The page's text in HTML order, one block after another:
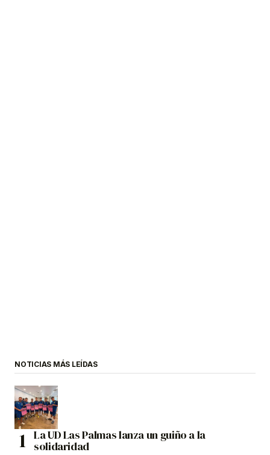
NOTICIAS MÁS LEÍDAS
La UD Las Palmas lanza un guiño a la
solidaridad